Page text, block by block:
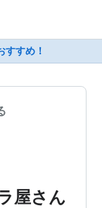
すすめ！
屋さん